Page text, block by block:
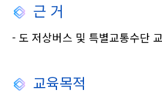
근 거
- 도 저상버스 및 특별교통수단
교육목적